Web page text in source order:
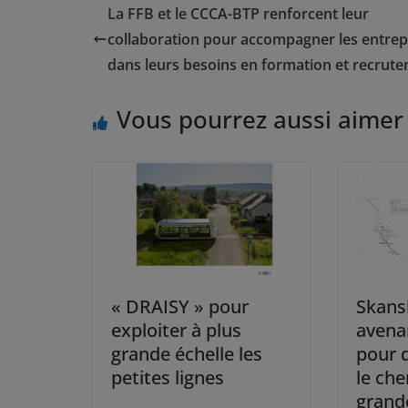
La FFB et le CCCA-BTP renforcent leur
collaboration pour accompagner les
dans leurs besoins en formation et
Vous pourrez aussi aimer
« DRAISY » pour
exploiter à plus
grande échelle les
petites lignes
pour
le